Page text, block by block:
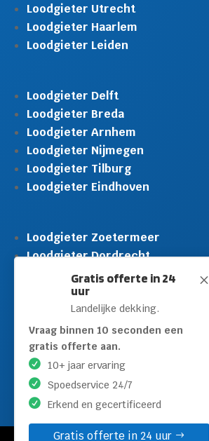
M
Gratis offerte in 24
uur
Landelijke dekking.
Vraag binnen 10 seconden een
gratis offerte aan.
10+ jaar ervaring
Spoedservice 24/7
Erkend en gecertificeerd
Gratis offerte in 24 uur
Loodgieter Utrecht
Loodgieter Haarlem
Loodgieter Leiden
Loodgieter Delft
Loodgieter Breda
Loodgieter Arnhem
Loodgieter Nijmegen
Loodgieter Tilburg
Loodgieter Eindhoven
Loodgieter Zoetermeer
Loodgieter Dordrecht
Loodgieter Rijswijk
Loodgieter Schiedam
Loodgieter Leidschendam
Loodgieter Hilversum